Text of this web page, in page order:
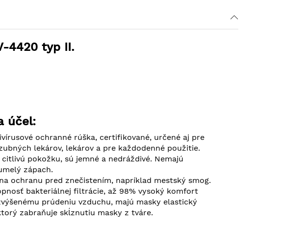
4420 typ II.
účel:
ochranné rúška, certifikované, určené aj pre
lekárov, lekárov a pre každodenné použitie.
citlivú pokožku, sú jemné a nedráždivé. Nemajú
zápach.
ochranu pred znečistením, napríklad mestský smog.
bakteriálnej filtrácie, až 98% vysoký komfort
prúdeniu vzduchu, majú masky elastický
zabraňuje skĺznutiu masky z tváre.